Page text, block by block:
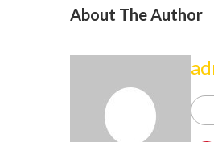
About The Author